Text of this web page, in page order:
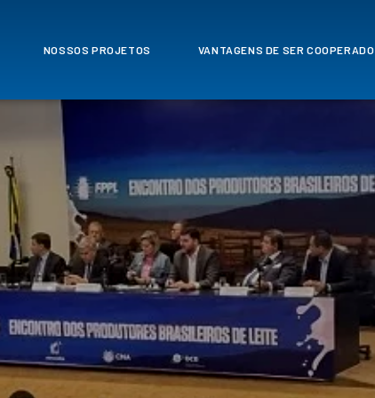
NOSSOS PROJETOS VANTAGENS DE SER COOPERADO